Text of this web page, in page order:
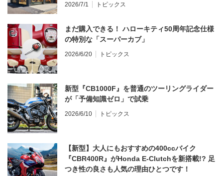
2026/7/1 トピックス
まだ購入できる！ ハローキティ50周年記念仕様
の特別な「スーパーカブ」
2026/6/20 トピックス
新型『CB1000F』を普通のツーリングライダー
が「予備知識ゼロ」で試乗
2026/6/10 トピックス
【新型】大人にもおすすめの400ccバイク
『CBR400R』がHonda E-Clutchを新搭載!? 足
つき性の良さも人気の理由ひとつです！